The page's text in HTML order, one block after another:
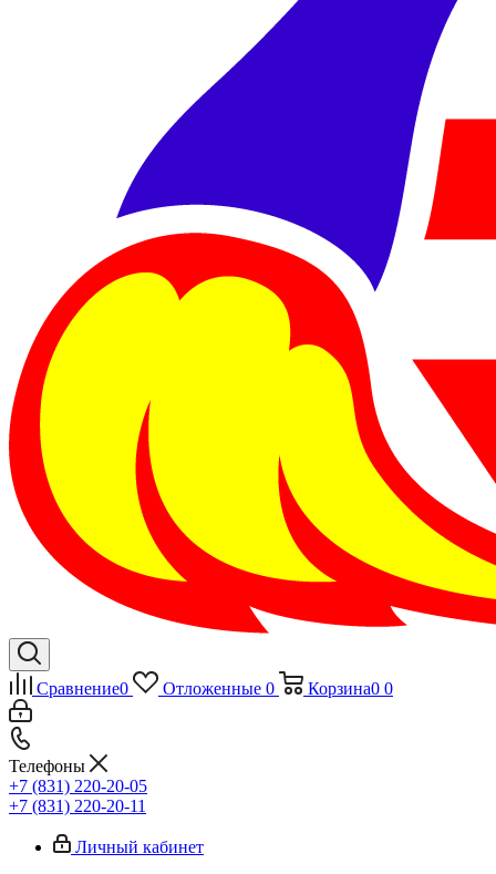
Сравнение0 Отложенные 0 Корзина0 0
Телефоны
+7 (831) 220-20-05
+7 (831) 220-20-11
Личный кабинет